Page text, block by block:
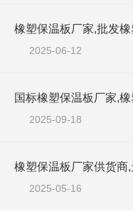
2025-06-12
2025-09-18
2025-05-16